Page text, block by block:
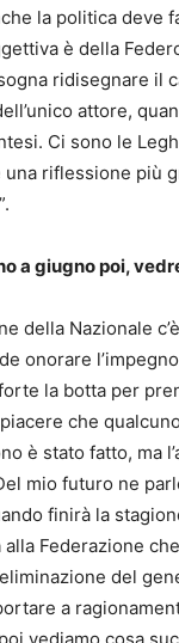
la politica deve
è della
ridisegnare il
attore,
Ci sono le
riflessione più
a giugno poi,
della Nazionale
onorare
la botta per
che
è stato fatto, ma
mio futuro ne
finirà la
Federazione
del
a